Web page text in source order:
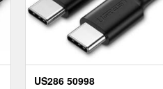
US286 50998